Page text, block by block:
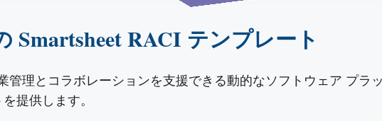
Smartsheet RACI テンプレート
管理とコラボレーションを支援できる動的なソフトウェア プラ
提供します。